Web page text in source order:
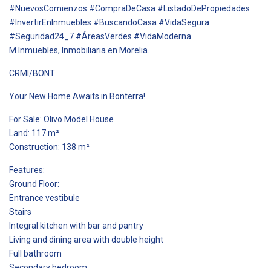
#NuevosComienzos #CompraDeCasa #ListadoDePropiedades
#InvertirEnInmuebles #BuscandoCasa #VidaSegura
#Seguridad24_7 #ÁreasVerdes #VidaModerna
M Inmuebles, Inmobiliaria en Morelia.
CRMI/BONT
Your New Home Awaits in Bonterra!
For Sale: Olivo Model House
Land: 117 m²
Construction: 138 m²
Features:
Ground Floor:
Entrance vestibule
Stairs
Integral kitchen with bar and pantry
Living and dining area with double height
Full bathroom